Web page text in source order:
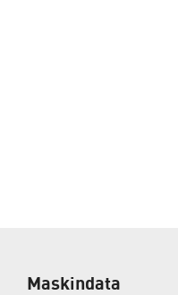
Maskindata